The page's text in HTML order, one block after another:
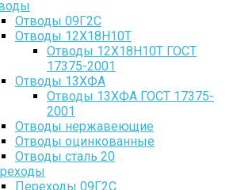
Отводы 09Г2С
Отводы 12Х18Н10Т
Отводы 12Х18Н10Т ГОСТ
17375-2001
Отводы 13ХФА
Отводы 13ХФА ГОСТ 17375-
2001
Отводы нержавеющие
Отводы оцинкованные
Отводы сталь 20
Переходы 09Г2С